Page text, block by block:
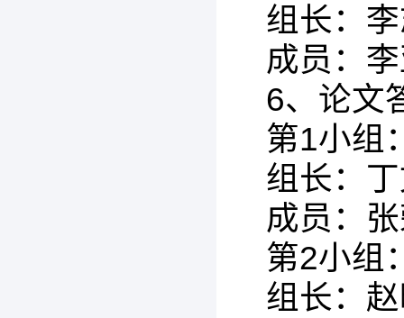
组长：
成员：
6、论文
第1小组
组长：
成员：
第2小组
组长：